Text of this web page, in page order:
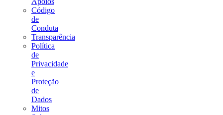
Código
de
Conduta
Transparência
Política
de
Privacidade
e
Proteção
de
Dados
Mitos